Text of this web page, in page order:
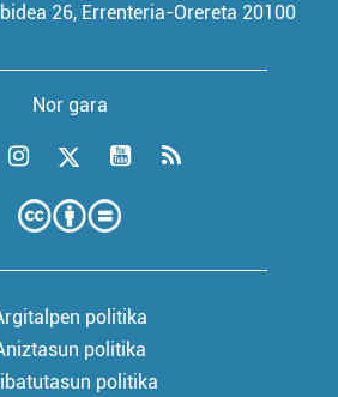
26, Errenteria-Orereta 20100
Nor gara
politika
politika
politika